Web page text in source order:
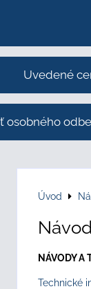
Uvedené
osobného
Úvod
NÁVODY
Technické